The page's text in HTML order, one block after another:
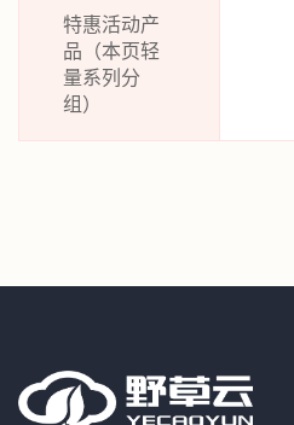
特惠活动产
品（本页轻
量系列分
组）